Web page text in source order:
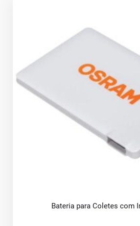
Bateria para Coletes com